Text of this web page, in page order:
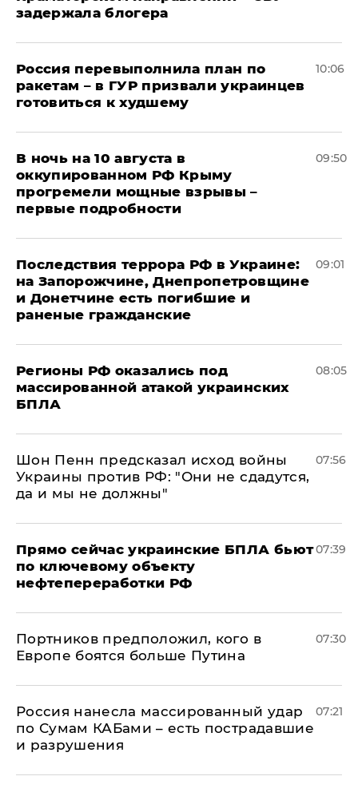
задержала блогера
Россия перевыполнила план по
ракетам – в ГУР призвали украинцев
готовиться к худшему
10:06
В ночь на 10 августа в
оккупированном РФ Крыму
прогремели мощные взрывы –
первые подробности
09:50
Последствия террора РФ в Украине:
на Запорожчине, Днепропетровщине
и Донетчине есть погибшие и
раненые гражданские
09:01
Регионы РФ оказались под
массированной атакой украинских
БПЛА
08:05
Шон Пенн предсказал исход войны
Украины против РФ: "Они не сдадутся,
да и мы не должны"
07:56
Прямо сейчас украинские БПЛА бьют
по ключевому объекту
нефтепереработки РФ
07:39
Портников предположил, кого в
Европе боятся больше Путина
07:30
Россия нанесла массированный удар
по Сумам КАБами – есть пострадавшие
и разрушения
07:21